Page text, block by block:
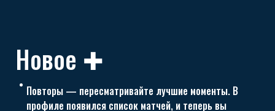
Новое ✚
Повторы — пересматривайте лучшие моменты. В
профиле появился список матчей, и теперь вы